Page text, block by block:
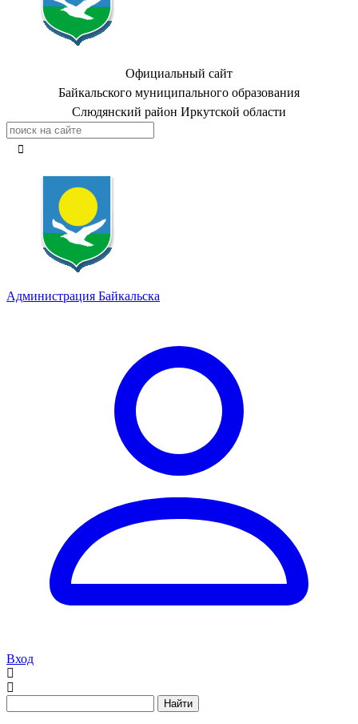
Официальный сайт
Байкальского муниципального образования
Слюдянский район Иркутской области
Администрация Байкальска
Вход
Найти